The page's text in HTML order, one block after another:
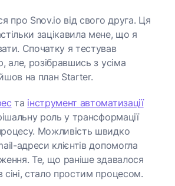
про Snov.io від свого друга. Ця
зацікавила мене, що я
Спочатку я тестував
але, розібравшись з усіма
на план Starter.
та інструмент автоматизації
роль у трансформації
Можливість швидко
адреси клієнтів допомогла
Те, що раніше здавалося
стало простим процесом.